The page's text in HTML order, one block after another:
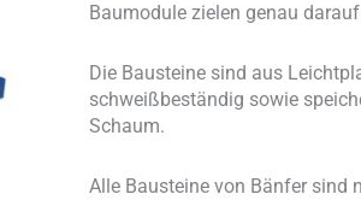
Baumodule zielen genau
Die Bausteine sind aus
schweißbeständig sowie
Schaum.
Alle Bausteine von Bänfer sind